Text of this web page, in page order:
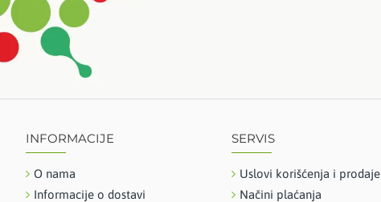
INFORMACIJE
O nama
Informacije o dostavi
SERVIS
Uslovi korišćenja i prodaje
Načini plaćanja